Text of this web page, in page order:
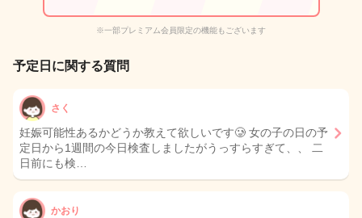
※一部プレミアム会員限定の機能もございます
予定日に関する質問
さく
妊娠可能性あるかどうか教えて欲しいです🥲 女の子の日の予
定日から1週間の今日検査しましたがうっすらすぎて、、 二
日前にも検…
かおり